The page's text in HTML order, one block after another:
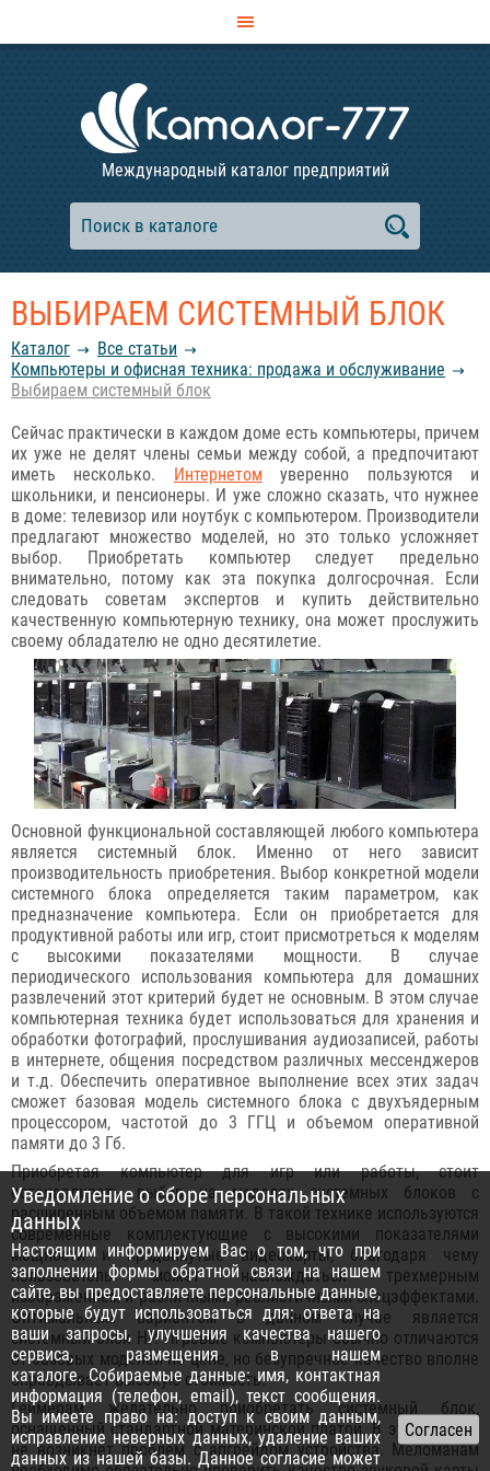
Международный каталог предприятий
ВЫБИРАЕМ СИСТЕМНЫЙ БЛОК
Каталог
Все статьи
Компьютеры и офисная техника: продажа и обслуживание
Выбираем системный блок
Сейчас практически в каждом доме есть компьютеры, причем
их уже не делят члены семьи между собой, а предпочитают
иметь несколько. Интернетомуверенно пользуются и
школьники, и пенсионеры. И уже сложно сказать, что нужнее
в доме: телевизор или ноутбук с компьютером. Производители
предлагают множество моделей, но это только усложняет
выбор. Приобретать компьютер следует предельно
внимательно, потому как эта покупка долгосрочная. Если
следовать советам экспертов и купить действительно
качественную компьютерную технику, она может прослужить
своему обладателю не одно десятилетие.
Основной функциональной составляющей любого компьютера
является системный блок. Именно от него зависит
производительность приобретения. Выбор конкретной модели
системного блока определяется таким параметром, как
предназначение компьютера. Если он приобретается для
продуктивной работы или игр, стоит присмотреться к моделям
с высокими показателями мощности. В случае
периодического использования компьютера для домашних
развлечений этот критерий будет не основным. В этом случае
компьютерная техника будет использоваться для хранения и
обработки фотографий, прослушивания аудиозаписей, работы
в интернете, общения посредством различных мессенджеров
и т.д. Обеспечить оперативное выполнение всех этих задач
сможет базовая модель системного блока с двухъядерным
процессором, частотой до 3 ГГЦ и объемом оперативной
памяти до 3 Гб.
Приобретая компьютер для игр или работы, стоит
останавливать выбор на моделях системных блоков с
расширенным объемом памяти. В такой технике используются
современные комплектующие с высокими показателями
мощности и продвинутые видеокарты, благодаря чему
пользователь может наслаждаться трехмерным
изображением и различными реалистичными спецэффектами.
Оптимальным вариантом в данном случае является
системный блок HP. Игровые компьютеры обычно отличаются
от базовых моделей по цене, но безупречное качество вполне
оправдывает высокую стоимость.
Геймерам желательно приобретать системный блок,
оснащенный стандартной материнской платой. В этом случае
не возникнет проблем с апгрейдом устройства. Меломанам
Уведомление о сборе персональных
данных
Настоящим информируем Вас о том, что при
заполнении формы обратной связи на нашем
сайте, вы предоставляете персональные данные,
которые будут использоваться для: ответа на
ваши запросы, улучшения качества нашего
сервиса, размещения в нашем
каталоге. Собираемые данные: имя, контактная
информация (телефон, email), текст сообщения.
Вы имеете право на: доступ к своим данным,
исправление неверных данных, удаление ваших
данных из нашей базы. Данное согласие может